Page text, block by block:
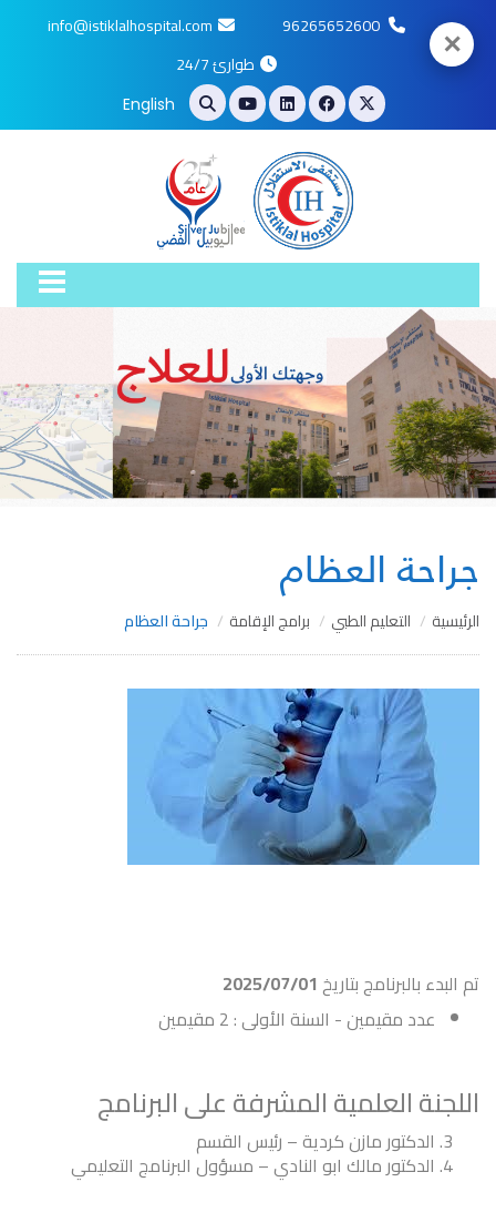
96265652600
info@istiklalhospital.com
طوارئ 24/7
English
جراحة العظام
الرئيسية التعليم الطبي برامج الإقامة جراحة العظام
تم البدء بالبرنامج بتاريخ 2025/07/01
عدد مقيمين - السنة الأولى : 2 مقيمين
اللجنة العلمية المشرفة على البرنامج
الدكتور مازن كردية – رئيس القسم
الدكتور مالك ابو النادي – مسؤول البرنامج التعليمي
✕